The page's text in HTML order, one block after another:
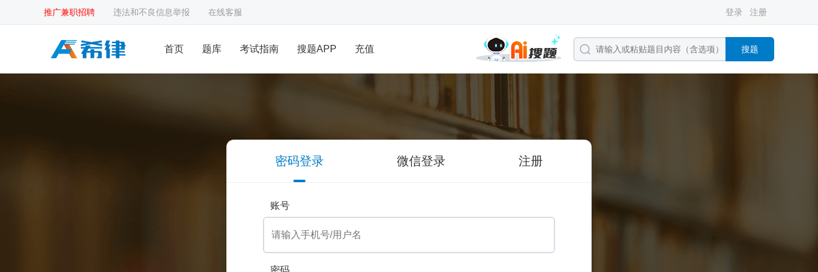
推广兼职招聘 违法和不良信息举报 在线客服 登录 注册
首页 题库 考试指南 搜题APP 充值 搜题
密码登录 微信登录 注册
账号
密码